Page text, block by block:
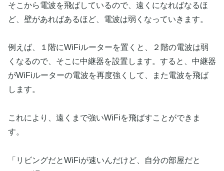
そこから電波を飛ばしているので、遠くになればなるほ
ど、壁があればあるほど、電波は弱くなっていきます。
例えば、１階にWiFiルーターを置くと、２階の電波は弱
くなるので、そこに中継器を設置します。すると、中継器
がWiFiルーターの電波を再度強くして、また電波を飛ば
します。
これにより、遠くまで強いWiFiを飛ばすことができま
す。
「リビングだとWiFiが速いんだけど、自分の部屋だと